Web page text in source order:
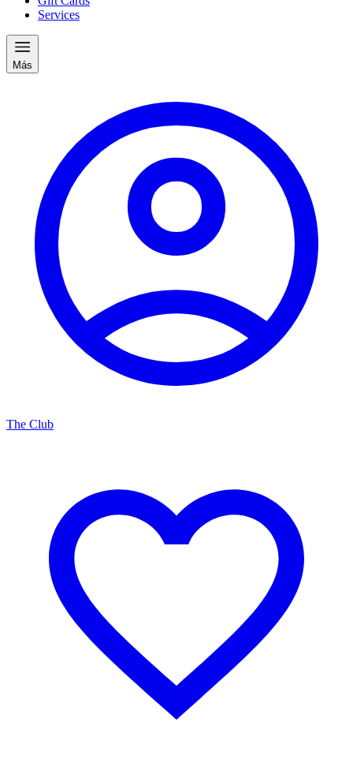
Services
Más
The Club